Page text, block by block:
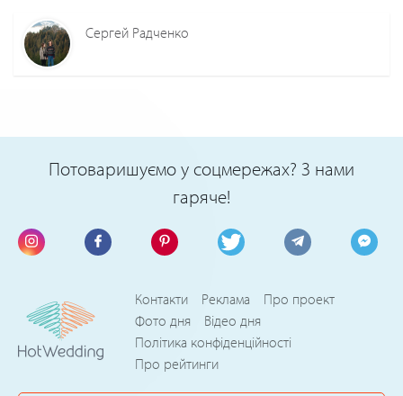
Сергей Радченко
Потоваришуємо у соцмережах? З нами
гаряче!
Контакти Реклама
Про проект
Фото дня
Відео дня
Політика конфіденційності
Про рейтинги